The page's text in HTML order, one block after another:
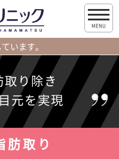
います。
MENU
り除き
元を実現
肪取り